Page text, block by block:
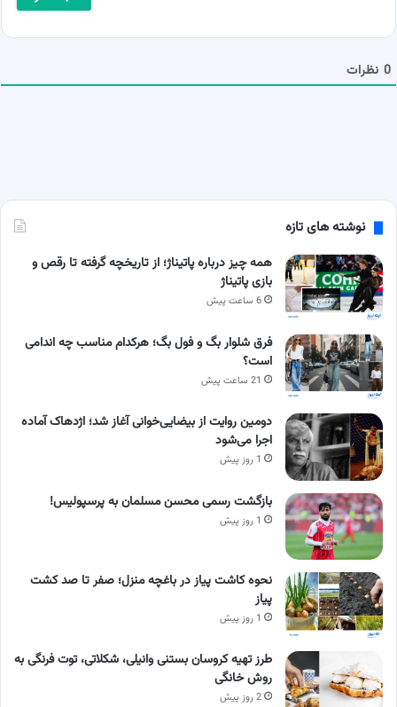
م
0 نظرات
نوشته های تازه
همه چیز درباره پاتیناژ؛ از تاریخچه گرفته تا رقص و
بازی پاتیناژ
6 ساعت پیش
فرق شلوار بگ و فول بگ؛ هرکدام مناسب چه اندامی
است؟
21 ساعت پیش
دومین روایت از بیضایی‌خوانی آغاز شد؛ اژدهاک آماده
اجرا می‌شود
1 روز پیش
بازگشت رسمی محسن مسلمان به پرسپولیس!
1 روز پیش
نحوه کاشت پیاز در باغچه منزل؛ صفر تا صد کشت
پیاز
1 روز پیش
طرز تهیه کروسان بستنی وانیلی، شکلاتی، توت فرنگی به
روش خانگی
2 روز پیش